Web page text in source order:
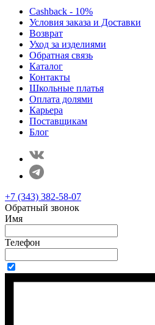
Cashback - 10%
Условия заказа и Доставки
Возврат
Уход за изделиями
Обратная связь
Каталог
Контакты
Школьные платья
Оплата долями
Карьера
Поставщикам
Блог
+7 (343) 382-58-07
Обратный звонок
Имя
Телефон